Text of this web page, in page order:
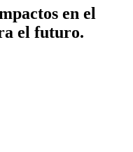
en el
el futuro.